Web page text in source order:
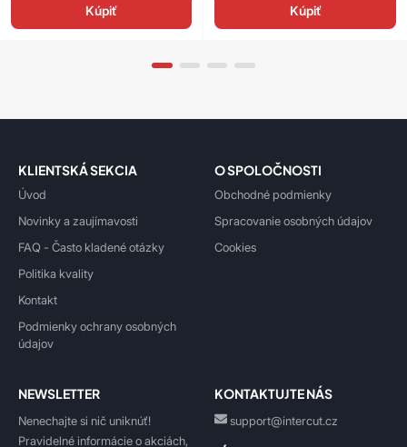
Kúpiť Kúpiť
KLIENTSKÁ SEKCIA
Úvod
Novinky a zaujímavosti
FAQ - Často kladené otázky
Politika kvality
Kontakt
Podmienky ochrany osobných
údajov
O SPOLOČNOSTI
Obchodné podmienky
Spracovanie osobných údajov
Cookies
NEWSLETTER
Nenechajte si nič uniknúť!
Pravidelné informácie o akciách,
KONTAKTUJTE NÁS
support@intercut.cz